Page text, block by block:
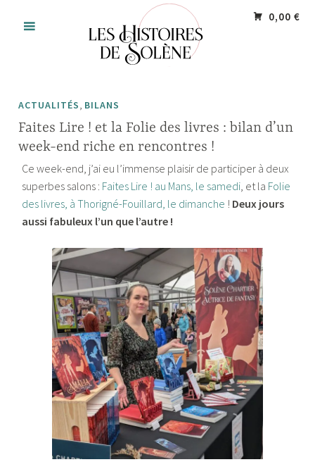
0,00 €
ACTUALITÉS, BILANS
Faites Lire ! et la Folie des livres : bilan d’un
week-end riche en rencontres !
Ce week-end, j’ai eu l’immense plaisir de participer à deux
superbes salons : Faites Lire ! au Mans, le samedi , et la Folie
des livres, à Thorigné-Fouillard, le dimanche ! Deux jours
aussi fabuleux l’un que l’autre !